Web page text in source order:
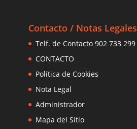
Contacto / Notas Legales
Telf. de Contacto 902 733 299
CONTACTO
Política de Cookies
Nota Legal
Administrador
Mapa del Sitio